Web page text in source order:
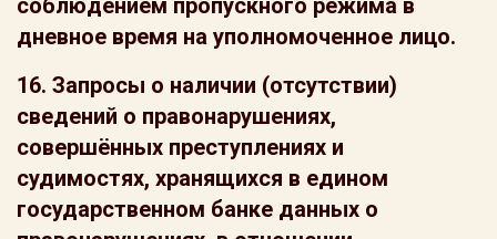
соблюдением пропускного режима в
дневное время на уполномоченное лицо.
16. Запросы о наличии (отсутствии)
сведений о правонарушениях,
совершённых преступлениях и
судимостях, хранящихся в едином
государственном банке данных о